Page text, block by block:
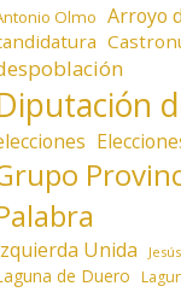
Olmo Arroyo
Unida
de Duero